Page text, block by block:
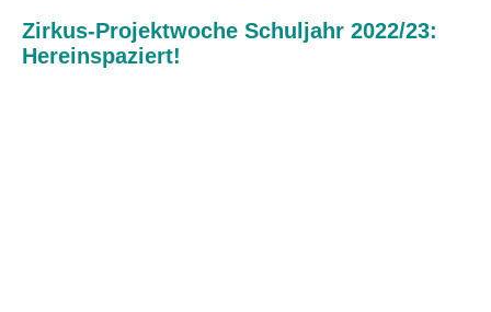
Zirkus-Projektwoche Schuljahr 2022/23:
Hereinspaziert!